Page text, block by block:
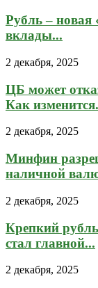
Рубль – новая
вклады...
2 декабря, 2025
ЦБ может
Как
2 декабря, 2025
Минфин
наличной
2 декабря, 2025
Крепкий
стал главной...
2 декабря, 2025